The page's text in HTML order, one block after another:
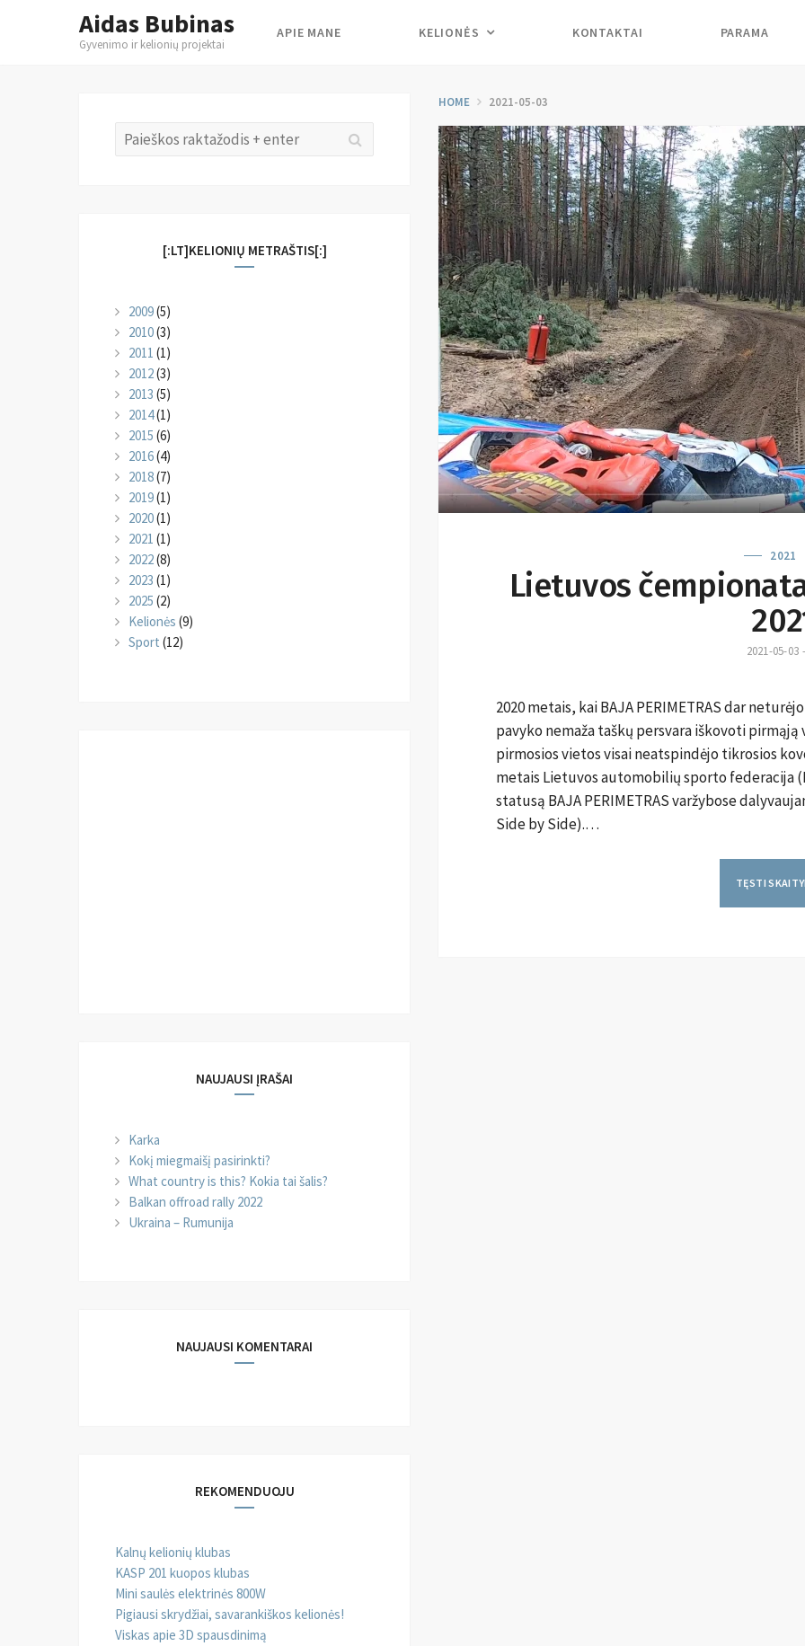
Aidas Bubinas
Gyvenimo ir kelionių projektai
APIE MANE KELIONĖS KONTAKTAI PARAMA
HOME 2021-05-03
2021
Lietuvos
2021-05-03
2020 metais, kai BAJA PERIMETRAS dar
pavyko nemaža taškų persvara iškovoti
pirmosios vietos visai neatspindėjo tikrosios
metais Lietuvos automobilių sporto federacija
statusą BAJA PERIMETRAS varžybose
Side by Side).…
TĘSTI
Search
for:
[:LT]KELIONIŲ METRAŠTIS[:]
2009(5)
2010(3)
2011 (1)
2012(3)
2013 (5)
2014(1)
2015 (6)
2016(4)
2018(7)
2019(1)
2020(1)
2021 (1)
2022(8)
2023 (1)
2025 (2)
Kelionės (9)
Sport (12)
NAUJAUSI ĮRAŠAI
Karka
Kokį miegmaišį pasirinkti?
What country is this? Kokia tai šalis?
Balkan offroad rally 2022
Ukraina – Rumunija
NAUJAUSI KOMENTARAI
REKOMENDUOJU
Kalnų kelionių klubas
KASP 201 kuopos klubas
Mini saulės elektrinės 800W
Pigiausi skrydžiai, savarankiškos kelionės!
Viskas apie 3D spausdinimą